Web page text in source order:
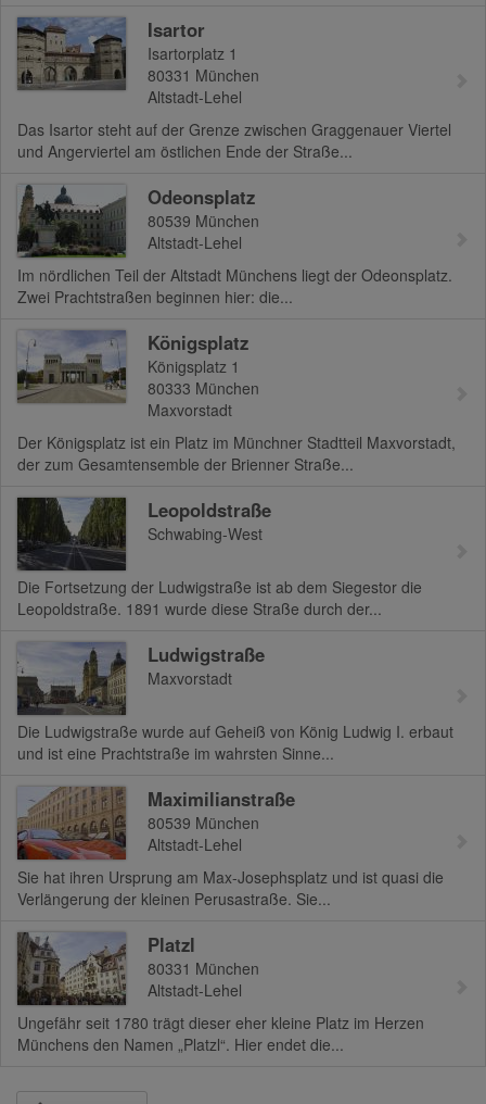
Isartor
Isartorplatz 1
80331 München
Altstadt-Lehel
Das Isartor steht auf der Grenze zwischen Graggenauer Viertel
und Angerviertel am östlichen Ende der Straße...
Odeonsplatz
80539 München
Altstadt-Lehel
Im nördlichen Teil der Altstadt Münchens liegt der Odeonsplatz.
Zwei Prachtstraßen beginnen hier: die...
Königsplatz
Königsplatz 1
80333 München
Maxvorstadt
Der Königsplatz ist ein Platz im Münchner Stadtteil Maxvorstadt,
der zum Gesamtensemble der Brienner Straße...
Leopoldstraße
Schwabing-West
Die Fortsetzung der Ludwigstraße ist ab dem Siegestor die
Leopoldstraße. 1891 wurde diese Straße durch der...
Ludwigstraße
Maxvorstadt
Die Ludwigstraße wurde auf Geheiß von König Ludwig I. erbaut
und ist eine Prachtstraße im wahrsten Sinne...
Maximilianstraße
80539 München
Altstadt-Lehel
Sie hat ihren Ursprung am Max-Josephsplatz und ist quasi die
Verlängerung der kleinen Perusastraße. Sie...
Platzl
80331 München
Altstadt-Lehel
Ungefähr seit 1780 trägt dieser eher kleine Platz im Herzen
Münchens den Namen „Platzl“. Hier endet die...